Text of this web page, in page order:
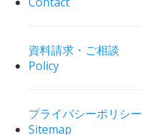
資料請求・ご相談
Policy
プライバシーポリシー
Sitemap